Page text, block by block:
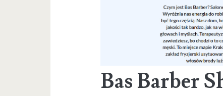
Bas Barber